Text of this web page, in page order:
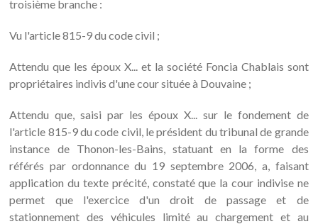
troisième branche :
Vu l'article 815-9 du code civil ;
Attendu que les époux X... et la société Foncia Chablais sont
propriétaires indivis d'une cour située à Douvaine ;
Attendu que, saisi par les époux X... sur le fondement de
l'article 815-9 du code civil, le président du tribunal de grande
instance de Thonon-les-Bains, statuant en la forme des
référés par ordonnance du 19 septembre 2006, a, faisant
application du texte précité, constaté que la cour indivise ne
permet que l'exercice d'un droit de passage et de
stationnement des véhicules limité au chargement et au